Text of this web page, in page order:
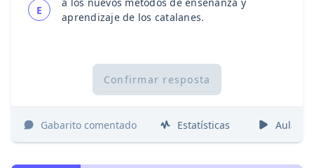
E
aprendizaje de los catalanes.
Confirmar resposta
Gabarito comentado Estatísticas Aulas